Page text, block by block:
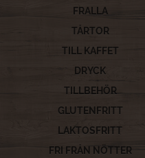
FRALLA
TÅRTOR
TILL KAFFET
DRYCK
TILLBEHÖR
GLUTENFRITT
LAKTOSFRITT
FRI FRÅN NÖTTER